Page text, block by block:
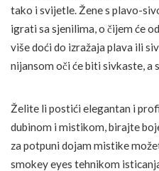
tako i svijetle. Žene s plavo-
igrati sa sjenilima, o čijem će
više doći do izražaja plava ili
nijansom oči će biti sivkaste, a
Želite li postići elegantan i
dubinom i mistikom, birajte
za potpuni dojam mistike
smokey eyes tehnikom